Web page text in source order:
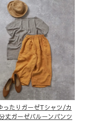
ったりガーゼTシャツ/カ
丈ガーゼバルーンパンツ